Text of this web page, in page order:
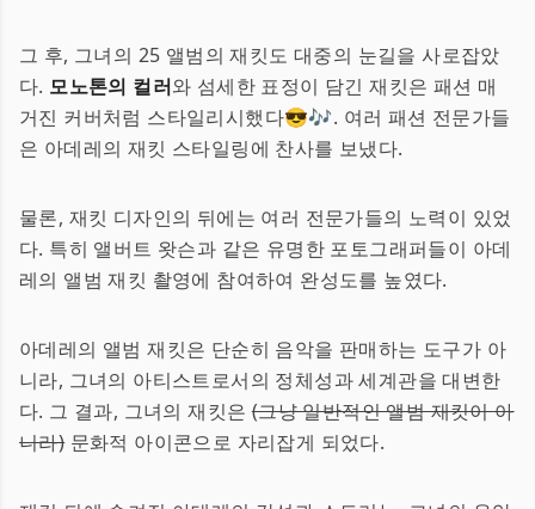
그 후, 그녀의 25 앨범의 재킷도 대중의 눈길을 사로잡았
다. 모노톤의 컬러와 섬세한 표정이 담긴 재킷은 패션 매
거진 커버처럼 스타일리시했다😎🎶. 여러 패션 전문가들
은 아데레의 재킷 스타일링에 찬사를 보냈다.
물론, 재킷 디자인의 뒤에는 여러 전문가들의 노력이 있었
다. 특히 앨버트 왓슨과 같은 유명한 포토그래퍼들이 아데
레의 앨범 재킷 촬영에 참여하여 완성도를 높였다.
아데레의 앨범 재킷은 단순히 음악을 판매하는 도구가 아
니라, 그녀의 아티스트로서의 정체성과 세계관을 대변한
다. 그 결과, 그녀의 재킷은(그냥 일반적인 앨범 재킷이 아
니라)문화적 아이콘으로 자리잡게 되었다.